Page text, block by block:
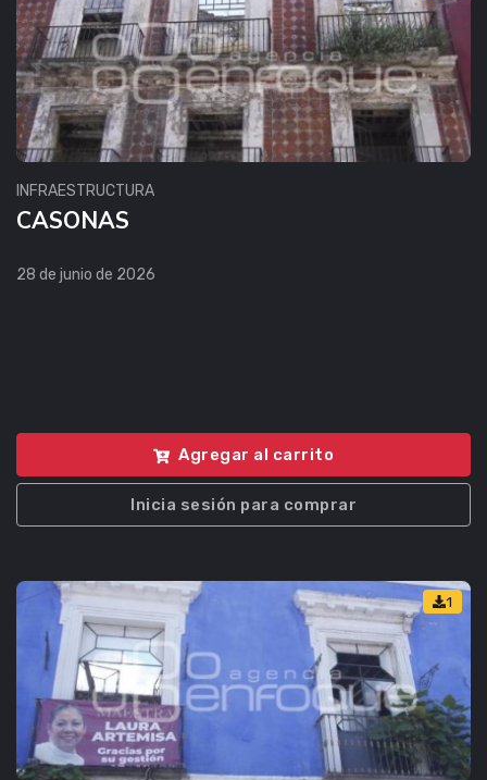
INFRAESTRUCTURA
CASONAS
28 de junio de 2026
Agregar al carrito
Inicia sesión para comprar
1